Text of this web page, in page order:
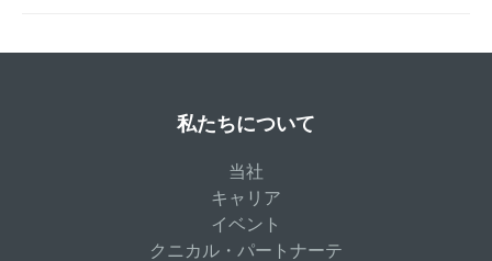
私たちについて
当社
キャリア
イベント
クニカル・パートナーテ